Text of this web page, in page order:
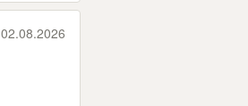
02.08.2026